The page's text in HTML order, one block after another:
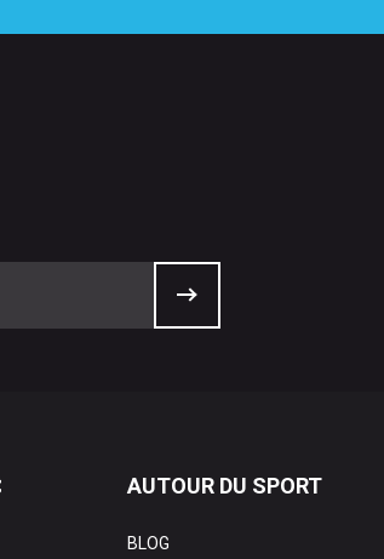
AUTOUR DU SPORT
BLOG